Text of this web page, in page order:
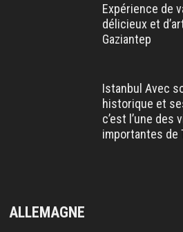
Expérience de
délicieux et
Gaziantep
Istanbul Avec
historique et
c’est l’une des
importantes de
ALLEMAGNE